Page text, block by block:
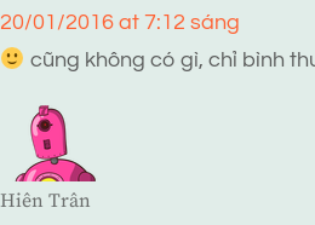
20/01/2016 at 7:12 sáng
cũng không có gì, chỉ bình
Hiên Trân